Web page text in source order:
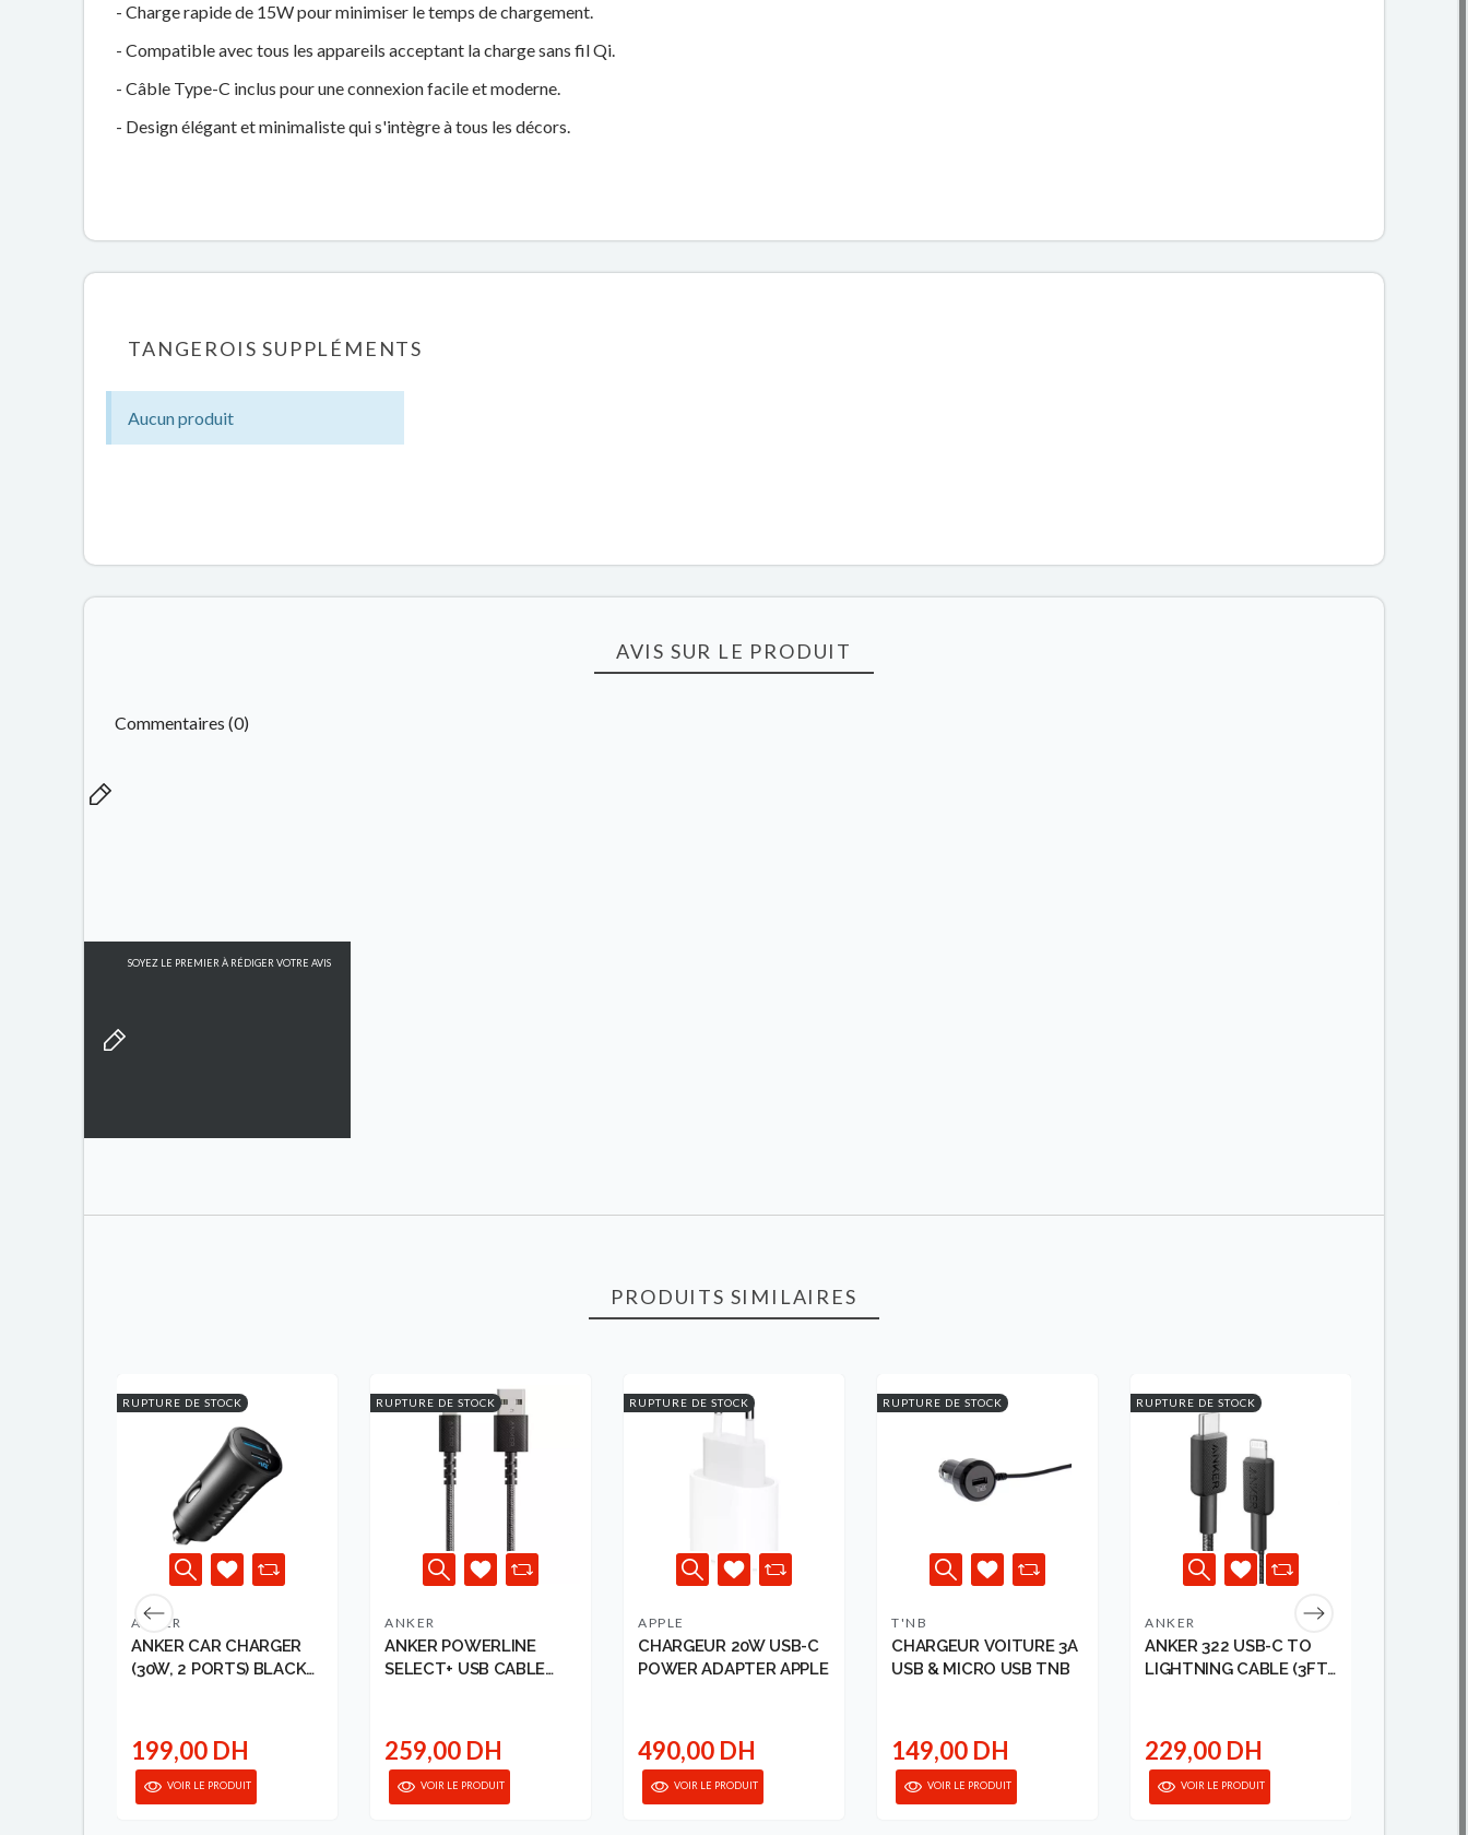
- Charge rapide de 15W pour minimiser le temps de chargement.
- Compatible avec tous les appareils acceptant la charge sans fil Qi.
- Câble Type-C inclus pour une connexion facile et moderne.
- Design élégant et minimaliste qui s'intègre à tous les décors.
TANGEROIS SUPPLÉMENTS
Aucun produit
AVIS SUR LE PRODUIT
Commentaires (0)
SOYEZ LE PREMIER À RÉDIGER VOTRE AVIS
PRODUITS SIMILAIRES
RUPTURE DE STOCK
ANKER
ANKER CAR CHARGER
(30W, 2 PORTS) BLACK
199,00 DH
VOIR LE PRODUIT
RUPTURE DE STOCK
ANKER
ANKER POWERLINE
SELECT+ USB CABLE
259,00 DH
VOIR LE PRODUIT
RUPTURE DE STOCK
APPLE
CHARGEUR 20W USB-C
POWER ADAPTER APPLE
490,00 DH
VOIR LE PRODUIT
RUPTURE DE STOCK
T'NB
CHARGEUR VOITURE 3A
USB & MICRO USB TNB
149,00 DH
VOIR LE PRODUIT
RUPTURE DE STOCK
ANKER
ANKER 322 USB-C TO
LIGHTNING CABLE (3FT
229,00 DH
VOIR LE PRODUIT